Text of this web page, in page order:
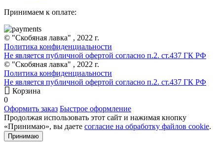
Принимаем к оплате:
© "Скобяная лавка" , 2022 г.
Политика конфиденциальности
Не является публичной офертой согласно п.2. ст.437 ГК РФ
© "Скобяная лавка" , 2022 г.
Политика конфиденциальности
Не является публичной офертой согласно п.2. ст.437 ГК РФ
Корзина
0
Оформить заказ Быстрое оформление
Продолжая использовать этот сайт и нажимая кнопку
«Принимаю», вы даете согласие на обработку файлов cookie.
Принимаю